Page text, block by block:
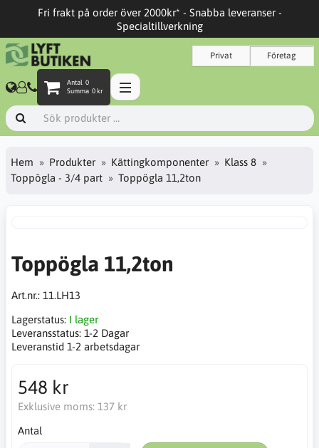
Fri frakt på order över 2000kr* - Snabba leveranser -
Specialtillverkning
Privat Företag
Antal 0
Summa 0 kr
Hem Produkter Kättingkomponenter
Klass 8
Toppögla - 3/4 part
Toppögla 11,2ton
Toppögla 11,2ton
Art.nr.: 11.LH13
Lagerstatus: I lager
Leveransstatus: 1-2 Dagar
Leveranstid 1-2 arbetsdagar
548 kr
Exklusive moms: 137 kr
Antal